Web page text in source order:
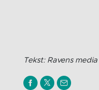
Tekst: Ravens media